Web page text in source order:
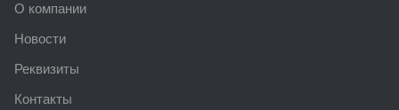
О компании
Новости
Реквизиты
Контакты